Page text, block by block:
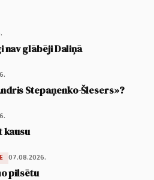
glābēji Daliņā
Stepaņenko-Šlesers»?
kausu
07.08.2026.
pilsētu